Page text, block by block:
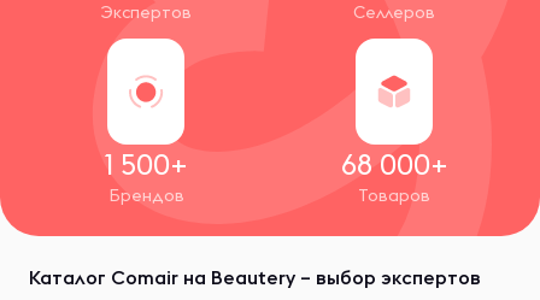
Экспертов Селлеров
1 500+
Брендов
68 000+
Товаров
Каталог Comair на Beautery – выбор экспертов